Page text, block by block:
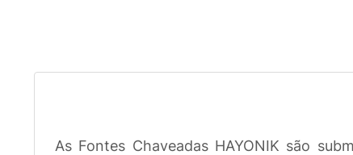
As Fontes Chaveadas HAYONIK são